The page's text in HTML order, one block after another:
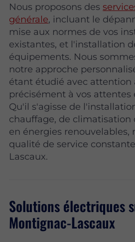
Nous proposons des
générale, incluant le
mise aux normes de vos
existantes, et l'installation
équipements. Nous
notre approche
étant étudié avec attention
précisément à vos attentes
Qu'il s'agisse de
chauffage, de climatisation
en énergies renouvelables,
qualité de service
Lascaux.
Solutions électriques
Montignac-Lascaux